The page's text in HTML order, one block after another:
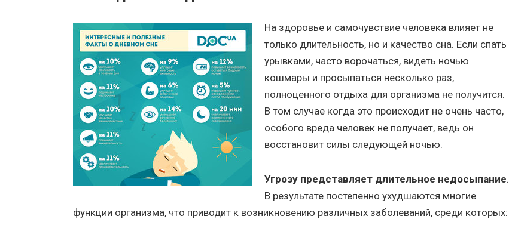
На здоровье и самочувствие человека влияет не
только длительность, но и качество сна. Если спать
урывками, часто ворочаться, видеть ночью
кошмары и просыпаться несколько раз,
полноценного отдыха для организма не получится.
В том случае когда это происходит не очень часто,
особого вреда человек не получает, ведь он
восстановит силы следующей ночью.
Угрозу представляет длительное недосыпание.
В результате постепенно ухудшаются многие
функции организма, что приводит к возникновению различных заболеваний, среди которых: